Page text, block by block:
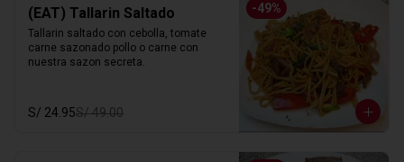
-49%
(EAT) Tallarin Saltado
Tallarin saltado con cebolla, tomate
carne sazonado pollo o carne con
nuestra sazon secreta.
S/ 24.95S/ 49.00